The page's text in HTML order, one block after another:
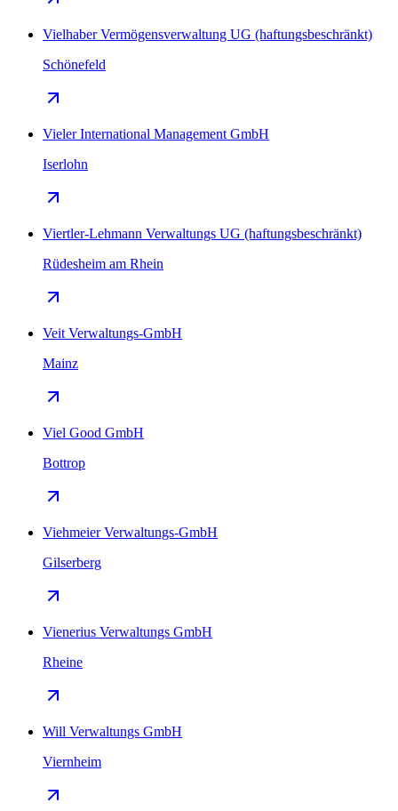
Vielhaber Vermögensverwaltung UG (haftungsbeschränkt)
Schönefeld
Vieler International Management GmbH
Iserlohn
Viertler-Lehmann Verwaltungs UG (haftungsbeschränkt)
Rüdesheim am Rhein
Veit Verwaltungs-GmbH
Mainz
Viel Good GmbH
Bottrop
Viehmeier Verwaltungs-GmbH
Gilserberg
Vienerius Verwaltungs GmbH
Rheine
Will Verwaltungs GmbH
Viernheim